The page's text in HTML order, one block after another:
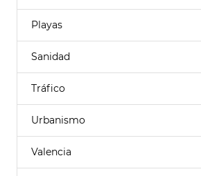
Playas
Sanidad
Tráfico
Urbanismo
Valencia